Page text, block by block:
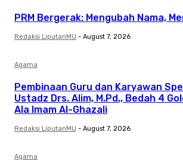
PRM Bergerak: Mengubah Nama,
Redaksi LiputanMU - August 7, 2026
Agama
Pembinaan Guru dan Karyawan
Ustadz Drs. Alim, M.Pd., Bedah 4
Ala Imam Al-Ghazali
Redaksi LiputanMU - August 7, 2026
Agama